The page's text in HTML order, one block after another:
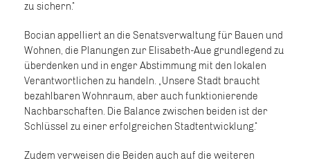
zu sichern.“
Bocian appelliert an die Senatsverwaltung für Bauen und
Wohnen, die Planungen zur Elisabeth-Aue grundlegend zu
überdenken und in enger Abstimmung mit den lokalen
Verantwortlichen zu handeln. „Unsere Stadt braucht
bezahlbaren Wohnraum, aber auch funktionierende
Nachbarschaften. Die Balance zwischen beiden ist der
Schlüssel zu einer erfolgreichen Stadtentwicklung.“
Zudem verweisen die Beiden auch auf die weiteren